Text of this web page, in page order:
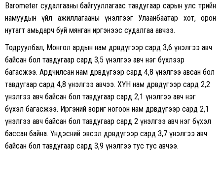
Barometer судалгааны байгууллагаас тавдугаар сарын улс төрийн
намуудын үйл ажиллагааны үнэлгээг Улаанбаатар хот, орон
нутагт амьдарч буй мянган иргэнээс судалгаа авчээ.
Тодруулбал, Монгол ардын нам дөрөвдүгээр сард 3,6 үнэлгээ авч
байсан бол тавдугаар сард 3,5 үнэлгээ авч нэг бүхлээр
багасжээ. Ардчилсан нам дөрөвдүгээр сард 4,8 үнэлгээ авсан бол
тавдугаар сард 4,8 үнэлгээ авчээ. ХҮН нам дөрөвдүгээр сард 2,2
үнэлгээ авч байсан бол тавдугаар сард 2,1 үнэлгээ авч нэг
бүхэл багасжээ. Иргэний зориг ногоон нам дөрөвдүгээр сард 2,1
үнэлгээ авч байсан бол тавдугаар сард 2 үнэлгээ авч нэг бүхэл
бассан байна. Үндэсний эвсэл дөрөвдүгээр сард 3,7 үнэлгээ авч
байсан бол тавдугаар сард 3,9 үнэлгээ тус тус авчээ.